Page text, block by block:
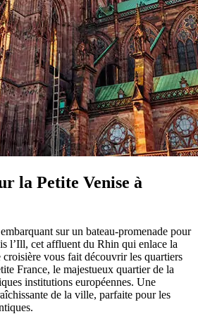
la Petite Venise à
sur un bateau-promenade pour
l’Ill, cet affluent du Rhin qui enlace la
vous fait découvrir les quartiers
France, le majestueux quartier de la
institutions européennes. Une
de la ville, parfaite pour les